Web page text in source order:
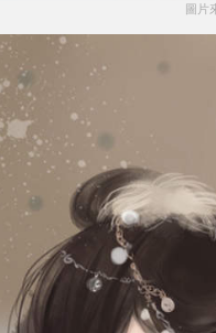
圖片